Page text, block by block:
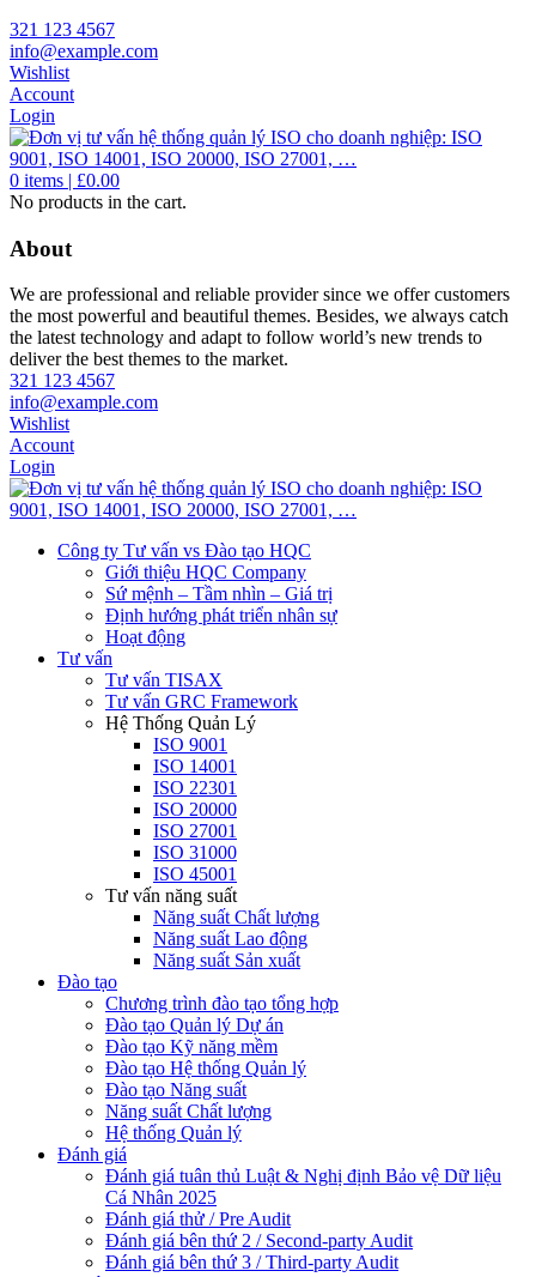
321 123 4567
info@example.com
Wishlist
Account
Login
0 items | £0.00
No products in the cart.
About
We are professional and reliable provider since we offer customers
the most powerful and beautiful themes. Besides, we always catch
the latest technology and adapt to follow world’s new trends to
deliver the best themes to the market.
321 123 4567
info@example.com
Wishlist
Account
Login
Công ty Tư vấn vs Đào tạo HQC
Giới thiệu HQC Company
Sứ mệnh – Tầm nhìn – Giá trị
Định hướng phát triển nhân sự
Hoạt động
Tư vấn
Tư vấn TISAX
Tư vấn GRC Framework
Hệ Thống Quản Lý
ISO 9001
ISO 14001
ISO 22301
ISO 20000
ISO 27001
ISO 31000
ISO 45001
Tư vấn năng suất
Năng suất Chất lượng
Năng suất Lao động
Năng suất Sản xuất
Đào tạo
Chương trình đào tạo tổng hợp
Đào tạo Quản lý Dự án
Đào tạo Kỹ năng mềm
Đào tạo Hệ thống Quản lý
Đào tạo Năng suất
Năng suất Chất lượng
Hệ thống Quản lý
Đánh giá
Đánh giá tuân thủ Luật & Nghị định Bảo vệ Dữ liệu
Cá Nhân 2025
Đánh giá thử / Pre Audit
Đánh giá bên thứ 2 / Second-party Audit
Đánh giá bên thứ 3 / Third-party Audit